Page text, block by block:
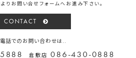
りお問い合せフォームへお進み下さい。
CONTACT
話でのお問い合わせは..
倉敷店 086-430-0888